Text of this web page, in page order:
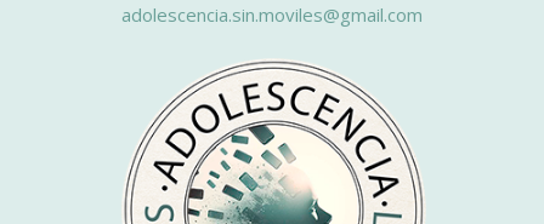
adolescencia.sin.moviles@gmail.com